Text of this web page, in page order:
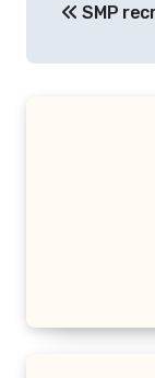
de
l’article
SMP